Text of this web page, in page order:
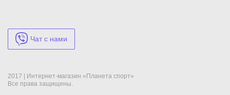
Чат с нами
2017 | Интернет-магазин «Планета спорт»
Все права защищены.